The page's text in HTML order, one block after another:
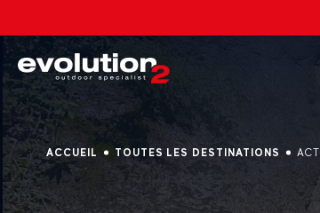
ACCUEIL TOUTES LES DESTINATIONS